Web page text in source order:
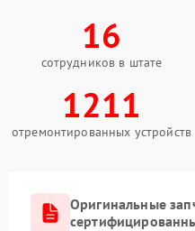
16
сотрудников в штате
1211
отремонтированных устройств
Оригинальные